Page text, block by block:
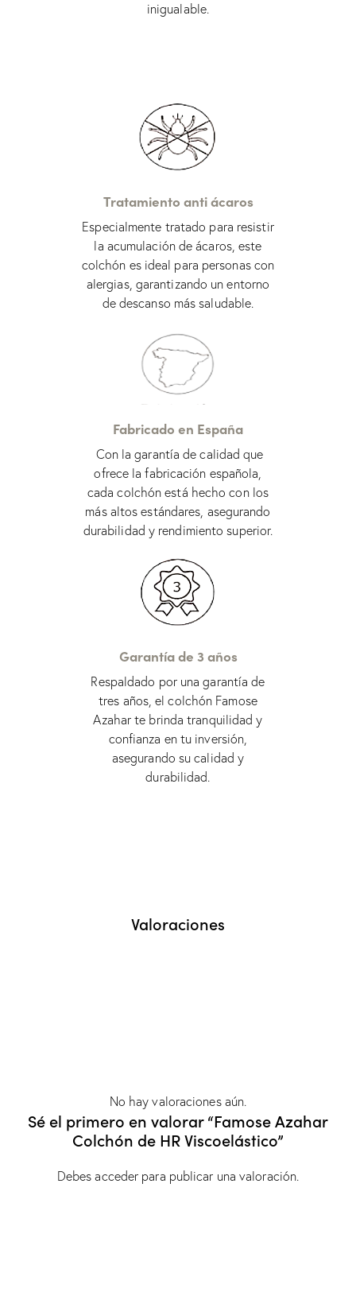
inigualable.
Tratamiento anti ácaros
Especialmente tratado para resistir
la acumulación de ácaros, este
colchón es ideal para personas con
alergias, garantizando un entorno
de descanso más saludable.
Fabricado en España
Con la garantía de calidad que
ofrece la fabricación española,
cada colchón está hecho con los
más altos estándares, asegurando
durabilidad y rendimiento superior.
Garantía de 3 años
Respaldado por una garantía de
tres años, el colchón Famose
Azahar te brinda tranquilidad y
confianza en tu inversión,
asegurando su calidad y
durabilidad.
Valoraciones
No hay valoraciones aún.
Sé el primero en valorar “Famose Azahar
Colchón de HR Viscoelástico”
Debesacceder para publicar una valoración.